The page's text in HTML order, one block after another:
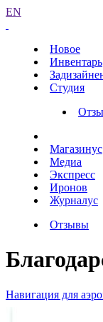
EN
Новое
Инвентарь
Студия
Магазинус
Медиа
Экспресс
Иронов
Журналус
Отзывы
Навигация для